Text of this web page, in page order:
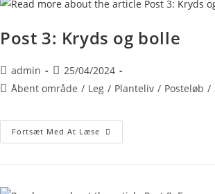
Post 3: Kryds og bolle
admin
25/04/2024
Åbent område / Leg / Planteliv / Posteløb /
Fortsæt Med At Læse